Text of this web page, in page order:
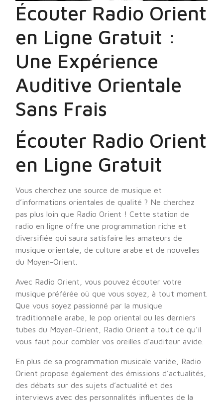
Écouter Radio Orient
en Ligne Gratuit :
Une Expérience
Auditive Orientale
Sans Frais
Écouter Radio Orient
en Ligne Gratuit
Vous cherchez une source de musique et
d’informations orientales de qualité ? Ne cherchez
pas plus loin que Radio Orient ! Cette station de
radio en ligne offre une programmation riche et
diversifiée qui saura satisfaire les amateurs de
musique orientale, de culture arabe et de nouvelles
du Moyen-Orient.
Avec Radio Orient, vous pouvez écouter votre
musique préférée où que vous soyez, à tout moment.
Que vous soyez passionné par la musique
traditionnelle arabe, le pop oriental ou les derniers
tubes du Moyen-Orient, Radio Orient a tout ce qu’il
vous faut pour combler vos oreilles d’auditeur avide.
En plus de sa programmation musicale variée, Radio
Orient propose également des émissions d’actualités,
des débats sur des sujets d’actualité et des
interviews avec des personnalités influentes de la